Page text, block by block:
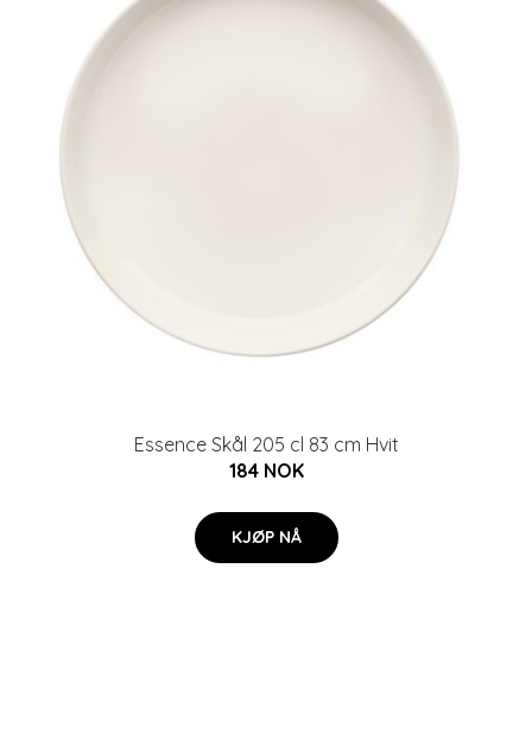
Essence Skål 205 cl 83 cm Hvit
184 NOK
KJØP NÅ